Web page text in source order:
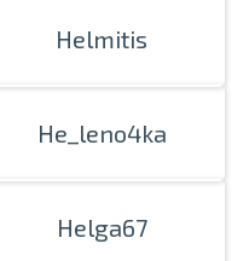
Helmitis
He_leno4ka
Helga67